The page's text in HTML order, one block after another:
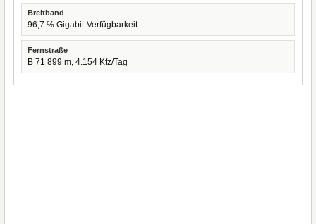
Breitband
96,7 % Gigabit-Verfügbarkeit
Fernstraße
B 71 899 m, 4.154 Kfz/Tag